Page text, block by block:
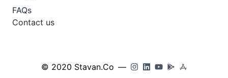
FAQs
Contact us
© 2020 Stavan.Co —